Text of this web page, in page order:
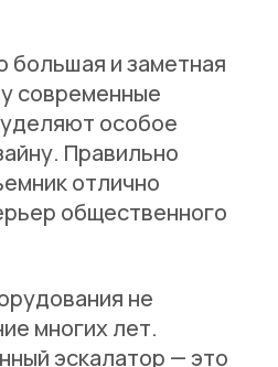
большая и заметная
современные
особое
Правильно
отлично
общественного
не
многих лет.
эскалатор — это